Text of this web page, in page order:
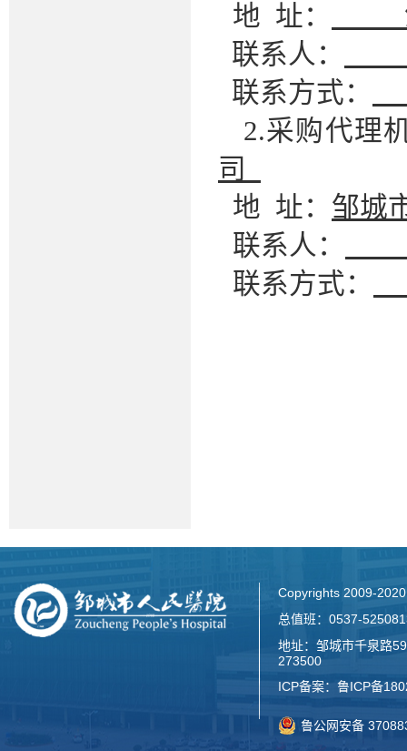
地 址：
联系人：
联系方式：
2.采购代理
司
地 址： 邹城
联系人：
联系方式：
Copyrights 2009-
总值班：0537-
地址：邹城市千泉路
273500
ICP备案： 鲁ICP备
鲁公网安备